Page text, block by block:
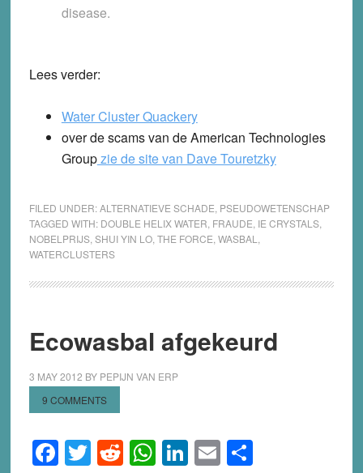
disease.
Lees verder:
Water Cluster Quackery
over de scams van de American Technologies
Groupzie de site van Dave Touretzky
FILED UNDER:ALTERNATIEVE SCHADE PSEUDOWETENSCHAP
TAGGED WITH: DOUBLE HELIX WATER FRAUDE IE CRYSTALS,
NOBELPRIJS, SHUI YIN LO, THE FORCE WASBAL
WATERCLUSTERS
Ecowasbal afgekeurd
3 MAY 2012 BY PEPIJN VAN ERP
9 COMMENTS
Facebook
Twitter
Reddit
WhatsApp
LinkedIn
EmailShare